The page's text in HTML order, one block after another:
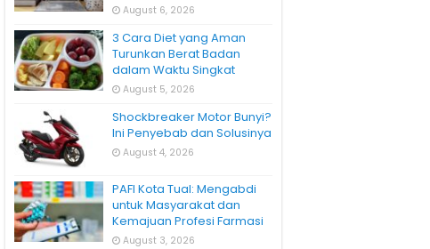
August 6, 2026
3 Cara Diet yang Aman
Turunkan Berat Badan
dalam Waktu Singkat
August 5, 2026
Shockbreaker Motor Bunyi?
Ini Penyebab dan Solusinya
August 4, 2026
PAFI Kota Tual: Mengabdi
untuk Masyarakat dan
Kemajuan Profesi Farmasi
August 3, 2026